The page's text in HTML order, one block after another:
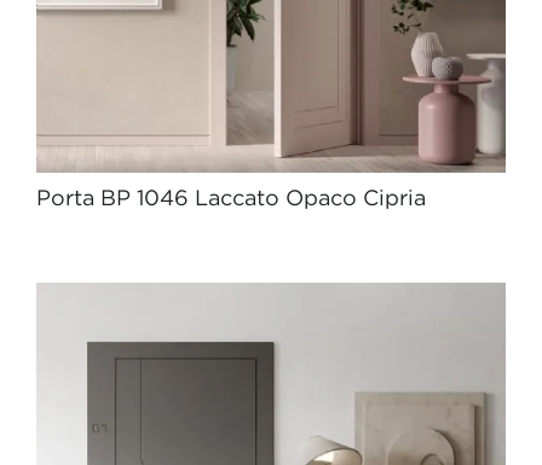
Porta BP 1046 Laccato Opaco Cipria